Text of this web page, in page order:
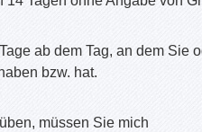
ab dem Tag, an dem
bzw. hat.
müssen Sie mich